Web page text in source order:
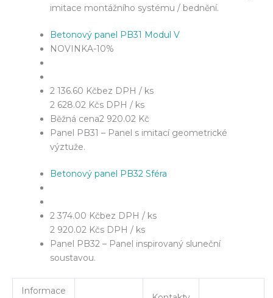
imitace montážního systému / bednění.
Betonový panel PB31 Modul V
NOVINKA-10%
2 136.60 Kčbez DPH / ks
2 628.02 Kčs DPH / ks
Běžná cena2 920.02 Kč
Panel PB31 – Panel s imitací geometrické
výztuže.
Betonový panel PB32 Sféra
2 374.00 Kčbez DPH / ks
2 920.02 Kčs DPH / ks
Panel PB32 – Panel inspirovaný sluneční
soustavou.
Informace